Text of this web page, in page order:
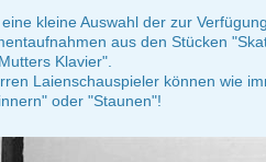
kleine Auswahl der zur
aus den Stücken
Klavier".
Laienschauspieler können wie
oder "Staunen"!